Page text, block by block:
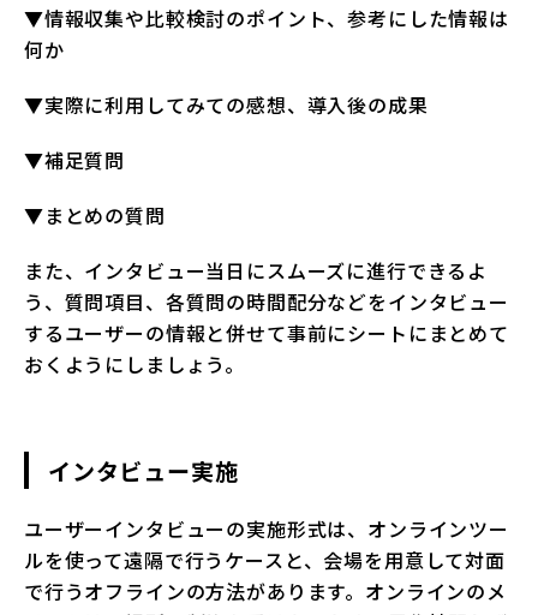
▼情報収集や比較検討のポイント、参考にした情報は
何か
▼実際に利用してみての感想、導入後の成果
▼補足質問
▼まとめの質問
また、インタビュー当日にスムーズに進行できるよ
う、質問項目、各質問の時間配分などをインタビュー
するユーザーの情報と併せて事前にシートにまとめて
おくようにしましょう。
インタビュー実施
ユーザーインタビューの実施形式は、オンラインツー
ルを使って遠隔で行うケースと、会場を用意して対面
で行うオフラインの方法があります。オンラインのメ